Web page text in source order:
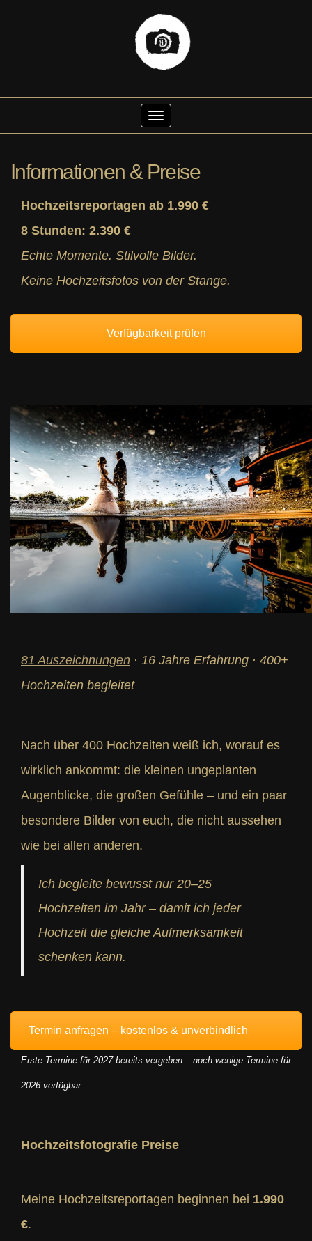
content
Toggle Navigation
Informationen & Preise
Hochzeitsreportagen ab 1.990 €
8 Stunden: 2.390 €
Echte Momente. Stilvolle Bilder.
Keine Hochzeitsfotos von der Stange.
Verfügbarkeit prüfen
81 Auszeichnungen · 16 Jahre Erfahrung · 400+
Hochzeiten begleitet
Nach über 400 Hochzeiten weiß ich, worauf es
wirklich ankommt: die kleinen ungeplanten
Augenblicke, die großen Gefühle – und ein paar
besondere Bilder von euch, die nicht aussehen
wie bei allen anderen.
Ich begleite bewusst nur 20–25
Hochzeiten im Jahr – damit ich jeder
Hochzeit die gleiche Aufmerksamkeit
schenken kann.
Termin anfragen – kostenlos & unverbindlich
Erste Termine für 2027 bereits vergeben – noch wenige Termine für
2026 verfügbar.
Hochzeitsfotografie Preise
Meine Hochzeitsreportagen beginnen bei 1.990
€.